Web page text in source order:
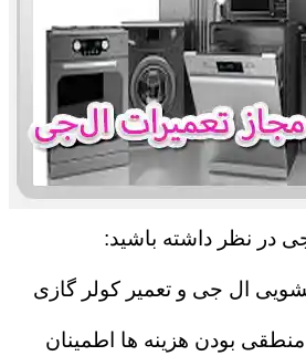
در نظر داشته باشید:
ال جی و تعمیر کولر گازی
بودن هزینه ها اطمینان